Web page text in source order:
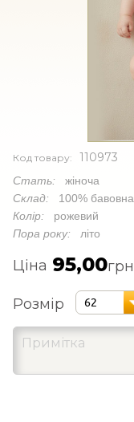
Код товару: 110973
Стать: жіноча
Склад: 100% бавовна
Колір: рожевий
Пора року: літо
Ціна 95,00грн
Розмір 62